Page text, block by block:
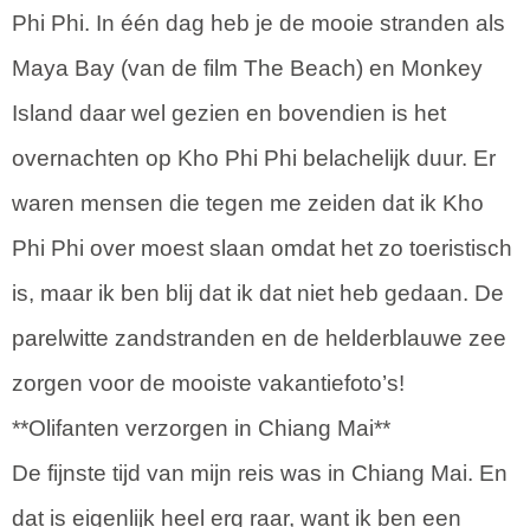
Phi Phi. In één dag heb je de mooie stranden als
Maya Bay (van de film The Beach) en Monkey
Island daar wel gezien en bovendien is het
overnachten op Kho Phi Phi belachelijk duur. Er
waren mensen die tegen me zeiden dat ik Kho
Phi Phi over moest slaan omdat het zo toeristisch
is, maar ik ben blij dat ik dat niet heb gedaan. De
parelwitte zandstranden en de helderblauwe zee
zorgen voor de mooiste vakantiefoto’s!
**Olifanten verzorgen in Chiang Mai**
De fijnste tijd van mijn reis was in Chiang Mai. En
dat is eigenlijk heel erg raar, want ik ben een